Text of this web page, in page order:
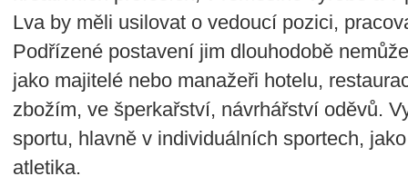
Lva by měli usilovat o vedoucí pozici,
Podřízené postavení jim dlouhodobě
jako majitelé nebo manažeři hotelu,
zbožím, ve šperkařství, návrhářství oděvů.
sportu, hlavně v individuálních sportech,
atletika.